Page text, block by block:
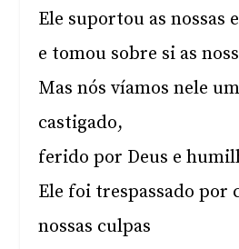
Ele suportou as nossas
e tomou sobre si as
Mas nós víamos nele
castigado,
ferido por Deus e
Ele foi trespassado por
nossas culpas